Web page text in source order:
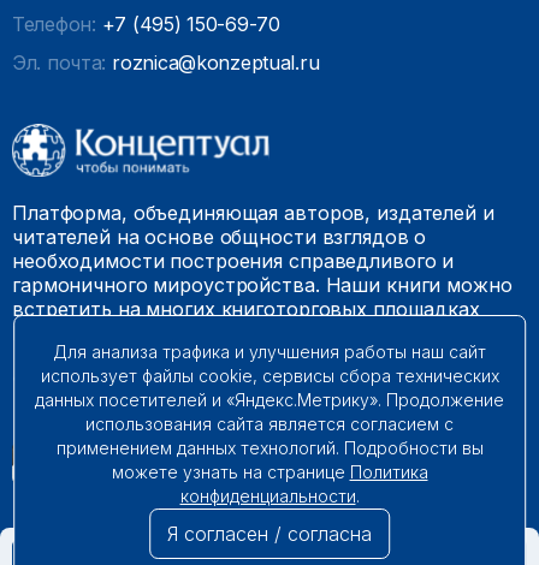
Телефон: +7 (495) 150-69-70
Эл. почта: roznica@konzeptual.ru
Платформа, объединяющая авторов, издателей и
читателей на основе общности взглядов о
необходимости построения справедливого и
гармоничного мироустройства. Наши книги можно
встретить на многих книготорговых площадках
© 2009 – 2026. Все права защищены.
Для анализа трафика и улучшения работы наш сайт
использует файлы cookie, сервисы сбора технических
данных посетителей и «Яндекс.Метрику». Продолжение
использования сайта является согласием с
применением данных технологий. Подробности вы
можете узнать на странице Политика
конфиденциальности.
Я согласен / согласна